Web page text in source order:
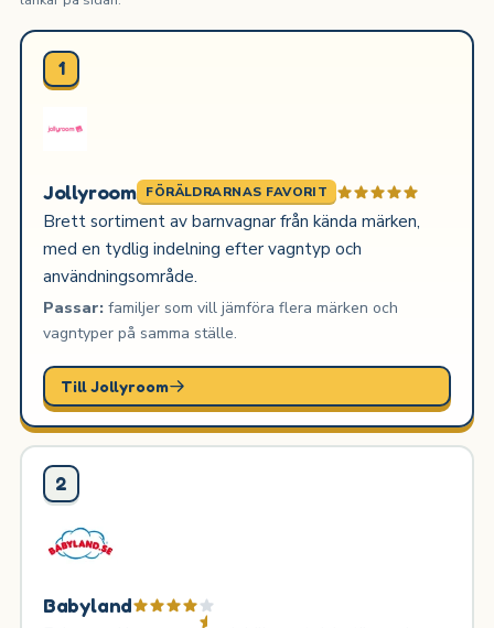
1
Jollyroom FÖRÄLDRARNAS FAVORIT
Brett sortiment av barnvagnar från kända märken,
med en tydlig indelning efter vagntyp och
användningsområde.
Passar:familjer som vill jämföra flera märken och
vagntyper på samma ställe.
Till Jollyroom
2
Babyland